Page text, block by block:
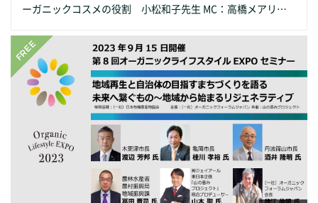
ーガニックコスメの役割 小松和子先生 MC：高橋メアリー
サダーとして高橋メアリージュンが登場いたします。今回は
各講師(先生)とクロストークで内容を深掘りしながら昨年よ
り一歩進んだ内容でご参加の皆さんからもご意見いただきな
がらオーガニック、サステナブルを知るセッションです。是
非皆様のご参加をお待ちしております。 主催： 一般社団法人
オーガニックフォーラムジャパン 共催： 日本オーガニック会
議 協力：NO-RA ～農楽～、メイド・イン・アース、（一社）
ナチュラルライフ＆ビューティーアソシエーション